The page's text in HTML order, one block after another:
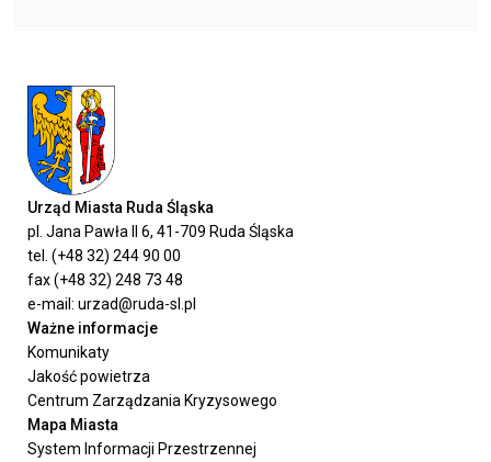
Urząd Miasta Ruda Śląska
pl. Jana Pawła II 6, 41-709 Ruda Śląska
tel. (+48 32) 244 90 00
fax (+48 32) 248 73 48
e-mail: urzad@ruda-sl.pl
Ważne informacje
Komunikaty
Jakość powietrza
Centrum Zarządzania Kryzysowego
Mapa Miasta
System Informacji Przestrzennej